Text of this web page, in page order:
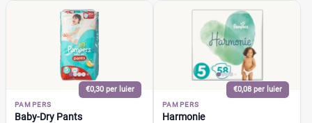
Albert Heijn
Attitude
Bambo Nature
Bebino
(2)
Bumblies
+26 meer
Prijs per luier
€0,30 per luier
PAMPERS
Baby-Dry Pants
€0,08 per luier
PAMPERS
Harmonie